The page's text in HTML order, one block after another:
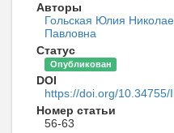
Авторы
Гольская Юлия
Павловна
Статус
Опубликован
DOI
https://doi.org/
Номер статьи
56-63